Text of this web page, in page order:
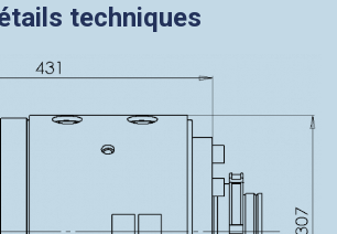
techniques